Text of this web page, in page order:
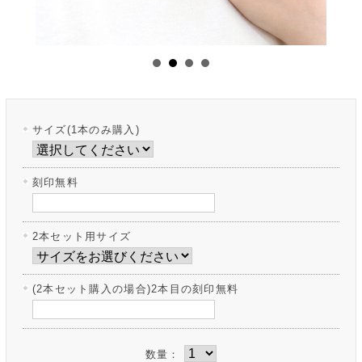
サイズ(1本のみ購入)
刻印無料
2本セット用サイズ
(2本セット購入の場合)2本目の刻印無料
数量：